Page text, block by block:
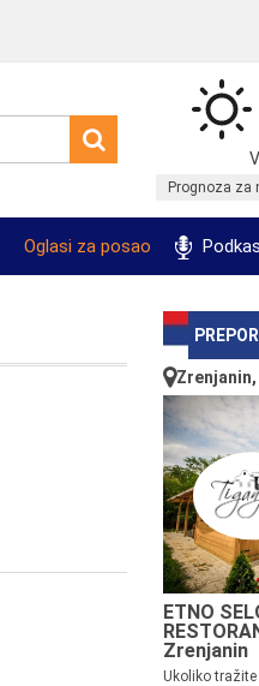
Prognoza za
Oglasi za posao
Zrenjanin,
ETNO
Zrenjanin
Ukoliko